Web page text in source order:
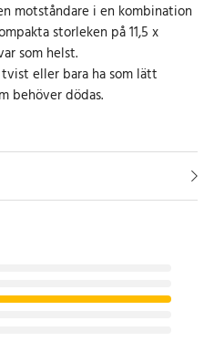
motståndare i en kombination
storleken på 11,5 x
som helst.
eller bara ha som lätt
behöver dödas.